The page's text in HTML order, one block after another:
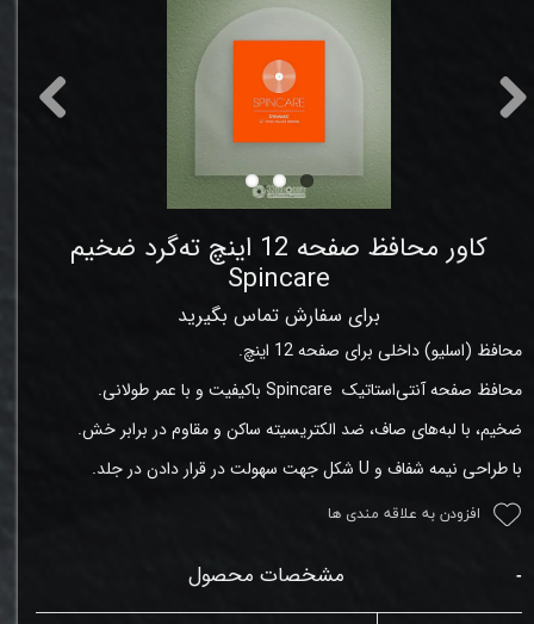
کاور محافظ صفحه 12 اینچ ته‌گرد ضخیم
Spincare
برای سفارش تماس بگیرید
محافظ (اسلیو) داخلی برای صفحه 12 اینچ
.
محافظ‌ صفحه آنتی‌استاتیک Spincare باکیفیت و با عمر طولانی.
ضخیم، با لبه‌های صاف، ضد الکتریسیته ساکن و مقاوم در برابر خش.
با طراحی نیمه شفاف و U شکل‌ جهت سهولت در قرار دادن در جلد.
افزودن به علاقه مندی ها
مشخصات محصول